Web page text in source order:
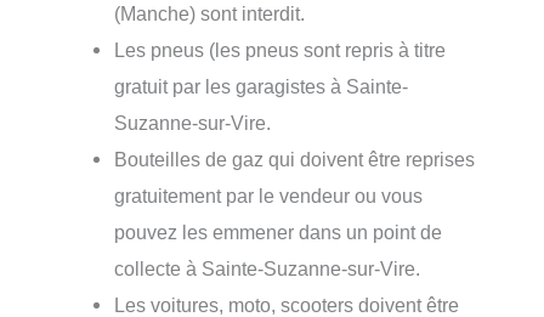
(Manche) sont interdit.
Les pneus (les pneus sont repris à titre
gratuit par les garagistes à Sainte-
Suzanne-sur-Vire.
Bouteilles de gaz qui doivent être reprises
gratuitement par le vendeur ou vous
pouvez les emmener dans un point de
collecte à Sainte-Suzanne-sur-Vire.
Les voitures, moto, scooters doivent être